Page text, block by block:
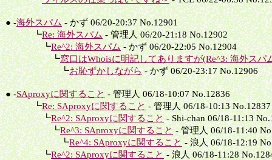
● -海外スパム- かず 06/20-20:37 No.12901
┗Re: 海外スパム- 管理人 06/20-21:18 No.12902
┗Re^2: 海外スパム- かず 06/20-22:05 No.12904
┗窓口はWhoisに明記してありますが(Re^3: 海外スパ
┗お恥ずかしながら- かず 06/20-23:17 No.12906
● -SAproxyに関すること- 管理人 06/18-10:07 No.12836
┗Re: SAproxyに関すること- 管理人 06/18-10:13 No.12837
┗Re^2: SAproxyに関すること- Shi-chan 06/18-11:13
┗Re^3: SAproxyに関すること- 管理人 06/18-11:40
┗Re^4: SAproxyに関すること- 浪人 06/18-12:19
┗Re^2: SAproxyに関すること- 浪人 06/18-11:28